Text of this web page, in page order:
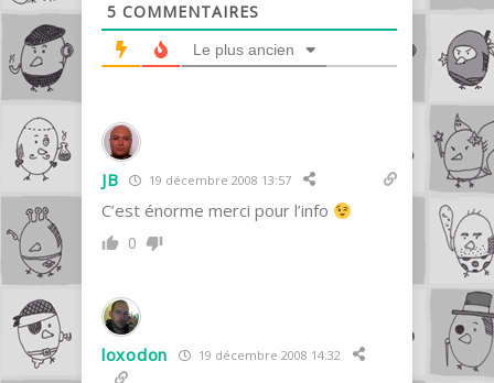
5 COMMENTAIRES
Le plus ancien
JB 19 décembre 2008 13:57
C’est énorme merci pour l’info
0
loxodon 19 décembre 2008 14:32